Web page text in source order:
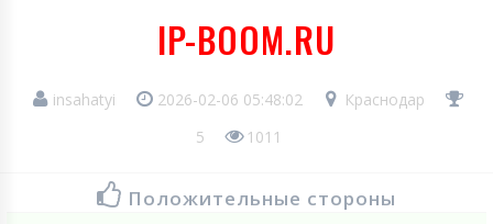
IP-BOOM.RU
insahatyi 2026-02-06 05:48:02
Краснодар
5
1011
Положительные стороны